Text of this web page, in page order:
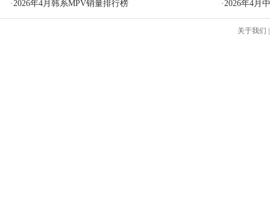
·2026年4月韩系MPV销量排行榜 ·2026年4月
关于我们